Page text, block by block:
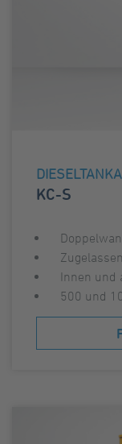
KC-S
Innen und
500 und